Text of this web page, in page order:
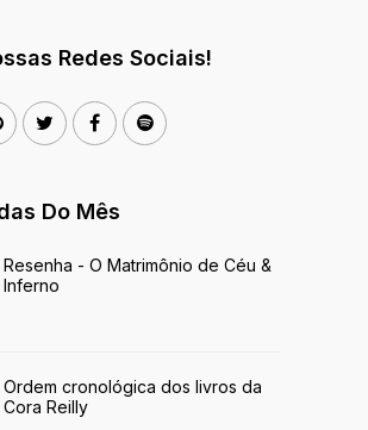
Redes Sociais!
Do Mês
Resenha - O Matrimônio de Céu &
Inferno
Ordem cronológica dos livros da
Cora Reilly